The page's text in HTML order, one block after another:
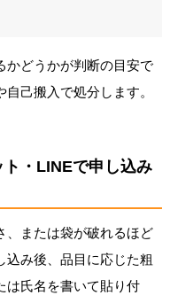
かどうかが判断の目安で
己搬入で処分します。
・LINEで申し込み
、または袋が破れるほど
込み後、品目に応じた粗
は氏名を書いて貼り付